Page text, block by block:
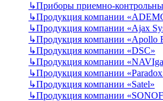
↳Приборы приемно-
↳Продукция компании
↳Продукция компании «Ajax
↳Продукция компании «Apollo
↳Продукция компании «DSC»
↳Продукция компании
↳Продукция компании
↳Продукция компании «Satel»
↳Продукция компании